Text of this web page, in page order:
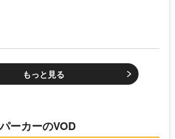
もっと見る
ーカーのVOD